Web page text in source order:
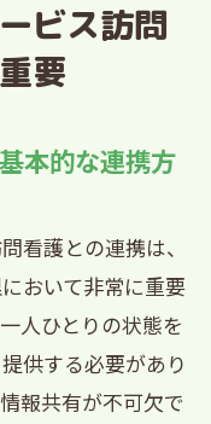
な対応
践方法
看護と西宮市の
サービスの概
割とその利用
なケアの実現
ビス訪問
要
本的な連携方
看護との連携は、
おいて非常に重要
人ひとりの状態を
供する必要があり
報共有が不可欠で